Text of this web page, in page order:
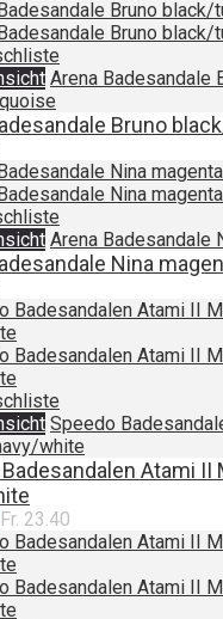
Arena Badesandale
Bruno
Arena Badesandale
Nina
Speedo
white
Atami II
Fr. 23.40